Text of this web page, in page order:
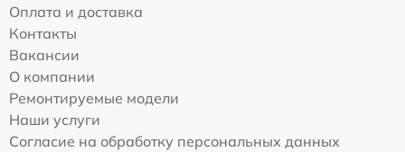
Оплата и доставка
Контакты
Вакансии
О компании
Ремонтируемые модели
Наши услуги
Согласие на обработку персональных данных